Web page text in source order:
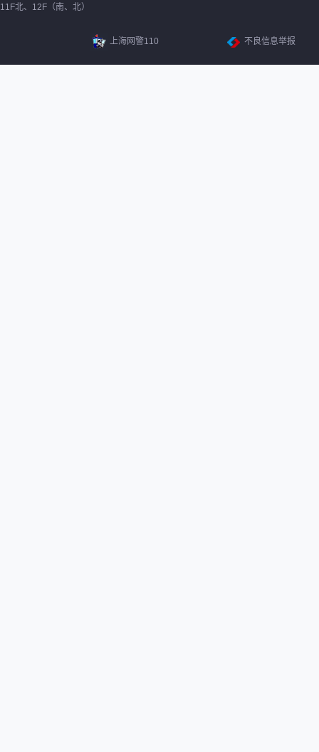
11F北、12F（南、北）
上海网警110 不良信息举报